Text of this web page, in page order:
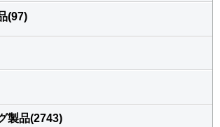
(97)
製品(2743)